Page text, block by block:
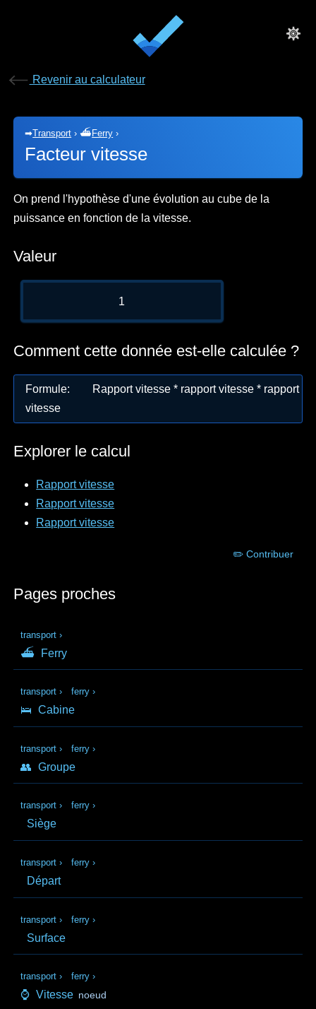
Revenir au calculateur
➡Transport ›⛴ Ferry ›
Facteur vitesse
On prend l'hypothèse d'une évolution au cube de la
puissance en fonction de la vitesse.
Valeur
1
Comment cette donnée est-elle calculée ?
Formule:
Rapport vitesse * rapport vitesse * rapport
vitesse
Explorer le calcul
Rapport vitesse
Rapport vitesse
Rapport vitesse
✏️ Contribuer
Pages proches
transport ›
⛴ Ferry
transport › ferry ›
🛌 Cabine
transport › ferry ›
👥 Groupe
transport › ferry ›
Siège
transport › ferry ›
Départ
transport › ferry ›
Surface
transport › ferry ›
⌚ Vitesse noeud